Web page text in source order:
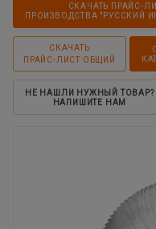
СКАЧАТЬ ПРАЙС-
ПРОИЗВОДСТВА "РУССКИЙ
СКАЧАТЬ
ПРАЙС-ЛИСТ ОБЩИЙ
НЕ НАШЛИ НУЖНЫЙ ТОВАР?
НАПИШИТЕ НАМ